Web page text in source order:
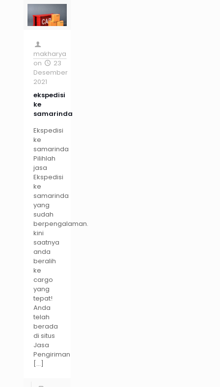
makharya
on
23
Desember
2021
ekspedisi
ke
samarinda
Ekspedisi
ke
samarinda
Pilihlah
jasa
Ekspedisi
ke
samarinda
yang
sudah
berpengalaman.
kini
saatnya
anda
beralih
ke
cargo
yang
tepat!
Anda
telah
berada
di situs
Jasa
Pengiriman
[…]